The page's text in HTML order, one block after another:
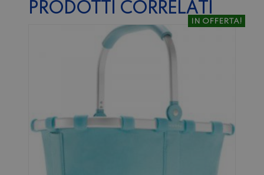
PRODOTTI CORRELATI
IN OFFERTA!